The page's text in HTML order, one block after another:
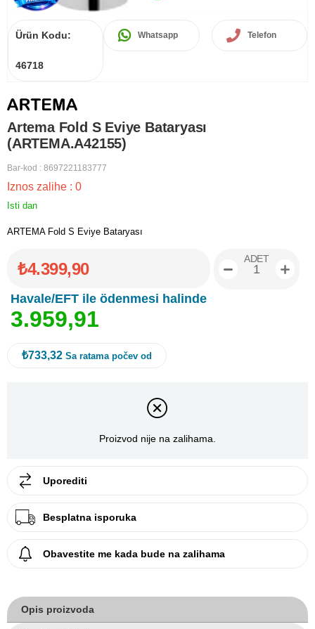
Ürün Kodu:
46718
Whatsapp Telefon
Artema Fold S Eviye Bataryası
(ARTEMA.A42155)
Bar-kod : 8697221183777
Iznos zalihe : 0
Isti dan
ARTEMA Fold S Eviye Bataryası
₺4.399,90
Havale/EFT ile ödenmesi halinde
3.959,91
ADET
₺733,32 Sa ratama počev od
Proizvod nije na zalihama.
Uporediti
Besplatna isporuka
Obavestite me kada bude na zalihama
Opis proizvoda